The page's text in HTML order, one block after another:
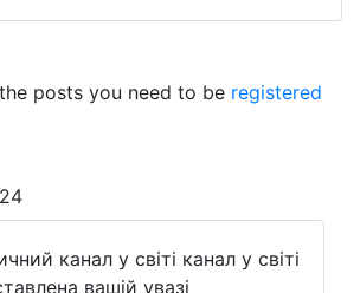
posts you need to be registered
канал у світі канал у світі
вашій увазі